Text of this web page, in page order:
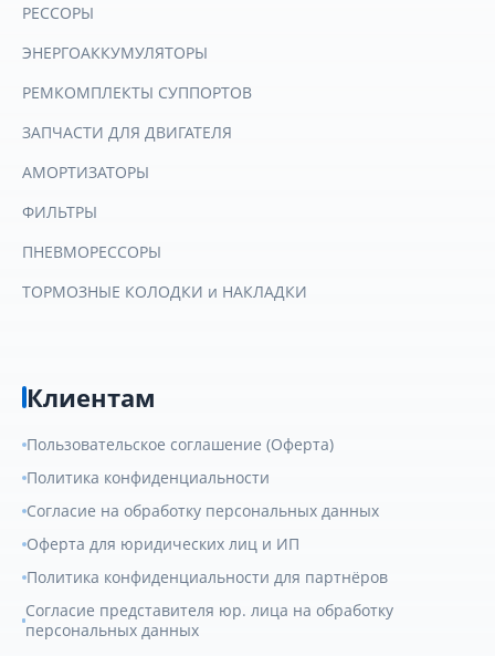
РЕССОРЫ
ЭНЕРГОАККУМУЛЯТОРЫ
РЕМКОМПЛЕКТЫ СУППОРТОВ
ЗАПЧАСТИ ДЛЯ ДВИГАТЕЛЯ
АМОРТИЗАТОРЫ
ФИЛЬТРЫ
ПНЕВМОРЕССОРЫ
ТОРМОЗНЫЕ КОЛОДКИ и НАКЛАДКИ
Клиентам
Пользовательское соглашение (Оферта)
Политика конфиденциальности
Согласие на обработку персональных данных
Оферта для юридических лиц и ИП
Политика конфиденциальности для партнёров
Согласие представителя юр. лица на обработку
персональных данных